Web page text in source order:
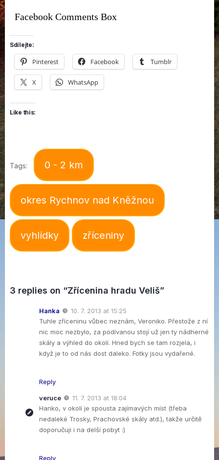
Facebook Comments Box
Sdílejte:
Pinterest Facebook Tumblr
X WhatsApp
Like this:
Tags: 0 - 2 km
okres Rychnov nad Kněžnou
vyhlídky zříceniny
3 replies on “Zřícenina hradu Veliš”
Hanka
10. 7. 2013 at 15:25
Tuhle zříceninu vůbec neznám, Veroniko. Přestože z ní
nic moc nezbylo, za podívanou stojí už jen ty nádherné
skály a výhled do okolí. Hned bych se tam rozjela, i
když je to od nás dost daleko. Fotky jsou vydařené.
Reply
veruce
11. 7. 2013 at 18:04
Hanko, v okolí je spousta zajímavých míst (třeba
nedaleké Trosky, Prachovské skály atd.), takže určitě
doporučuji i na delší pobyt :)
Reply